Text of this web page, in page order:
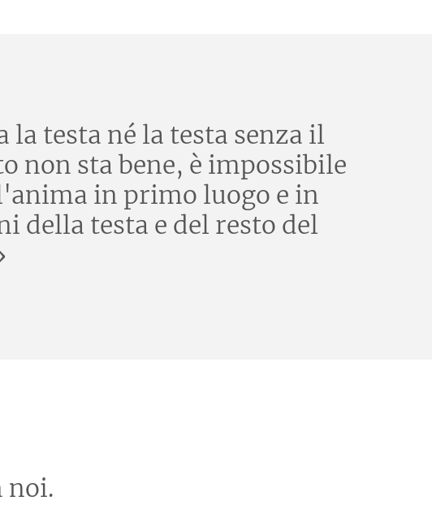
testa né la testa senza il
non sta bene, è impossibile
in primo luogo e in
della testa e del resto del
noi.